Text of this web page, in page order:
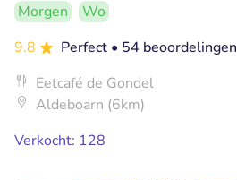
Morgen
Wo
9.8
Perfect • 54 beoordelingen
Eetcafé de Gondel
Aldeboarn (6km)
Verkocht: 128